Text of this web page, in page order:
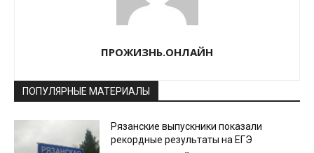
ПРОЖИЗНЬ.ОНЛАЙН
ПОПУЛЯРНЫЕ МАТЕРИАЛЫ
Рязанские выпускники показали
рекордные результаты на ЕГЭ